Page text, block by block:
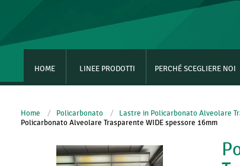
HOME LINEE PRODOTTI PERCHÉ SCEGLIERE NOI
Home / Policarbonato / Lastre in Policarbonato Alveolare
Policarbonato Alveolare Trasparente WIDE spessore 16mm